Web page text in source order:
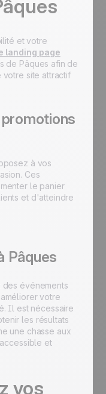
et votre
landing page
de Pâques afin de
votre site attractif
à vos
Ces
le panier
et d'atteindre
Pâques
des événements
votre
Il est nécessaire
les résultats
une chasse aux
et
vos